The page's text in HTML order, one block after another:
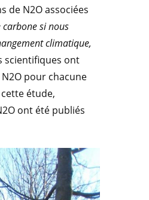
de N2O associées
si nous
climatique,
scientifiques ont
pour chacune
étude,
ont été publiés